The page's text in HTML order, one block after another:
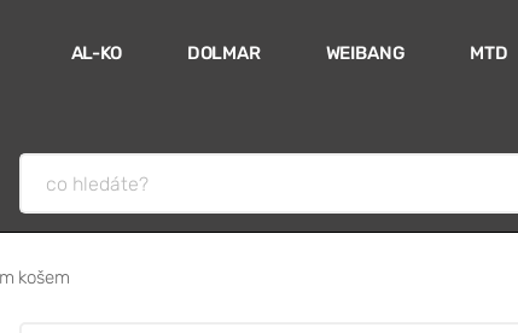
AL-KO DOLMAR WEIBANG MTD
košem